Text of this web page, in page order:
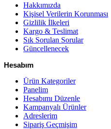
Hakkımızda
Kişisel Verilerin Korunması
Gizlilik İlkeleri
Kargo & Teslimat
Sık Sorulan Sorular
Güncellenecek
Hesabım
Ürün Kategoriler
Panelim
Hesabımı Düzenle
Kampanyalı Ürünler
Adreslerim
Sipariş Geçmişim